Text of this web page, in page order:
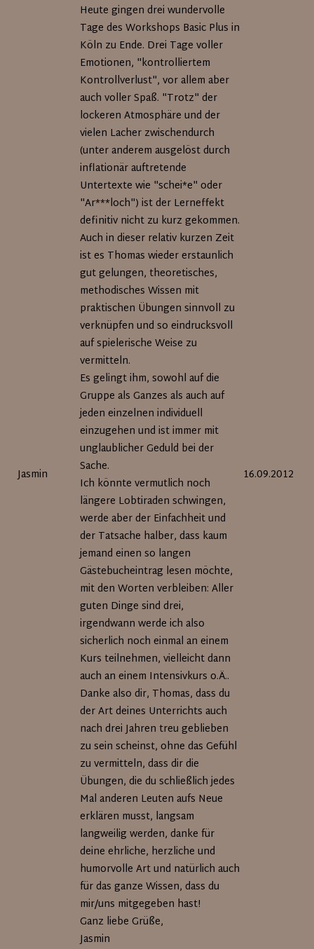
Jasmin
Heute gingen drei wundervolle
Tage des Workshops Basic Plus in
Köln zu Ende. Drei Tage voller
Emotionen, "kontrolliertem
Kontrollverlust", vor allem aber
auch voller Spaß. "Trotz" der
lockeren Atmosphäre und der
vielen Lacher zwischendurch
(unter anderem ausgelöst durch
inflationär auftretende
Untertexte wie "schei*e" oder
"Ar***loch") ist der Lerneffekt
definitiv nicht zu kurz gekommen.
Auch in dieser relativ kurzen Zeit
ist es Thomas wieder erstaunlich
gut gelungen, theoretisches,
methodisches Wissen mit
praktischen Übungen sinnvoll zu
verknüpfen und so eindrucksvoll
auf spielerische Weise zu
vermitteln.
Es gelingt ihm, sowohl auf die
Gruppe als Ganzes als auch auf
jeden einzelnen individuell
einzugehen und ist immer mit
unglaublicher Geduld bei der
Sache.
Ich könnte vermutlich noch
längere Lobtiraden schwingen,
werde aber der Einfachheit und
der Tatsache halber, dass kaum
jemand einen so langen
Gästebucheintrag lesen möchte,
mit den Worten verbleiben: Aller
guten Dinge sind drei,
irgendwann werde ich also
sicherlich noch einmal an einem
Kurs teilnehmen, vielleicht dann
auch an einem Intensivkurs o.Ä..
Danke also dir, Thomas, dass du
der Art deines Unterrichts auch
nach drei Jahren treu geblieben
zu sein scheinst, ohne das Gefühl
zu vermitteln, dass dir die
Übungen, die du schließlich jedes
Mal anderen Leuten aufs Neue
erklären musst, langsam
langweilig werden, danke für
deine ehrliche, herzliche und
humorvolle Art und natürlich auch
für das ganze Wissen, dass du
mir/uns mitgegeben hast!
Ganz liebe Grüße,
Jasmin
16.09.2012